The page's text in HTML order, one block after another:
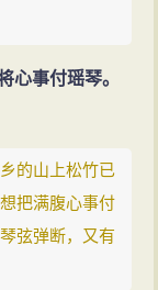
心事付瑶琴。
的山上松竹已
把满腹心事付
弦弹断，又有